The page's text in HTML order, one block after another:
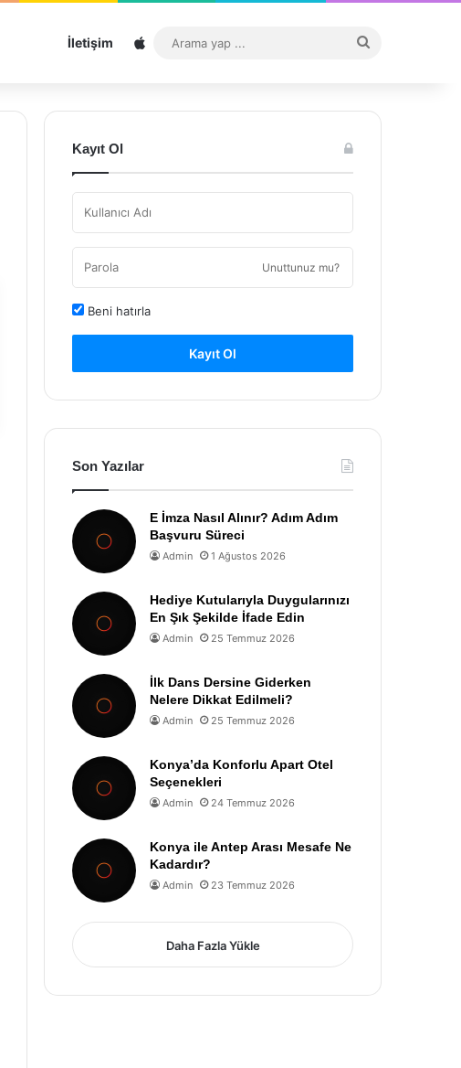
İletişim Sitemap
...
Kayıt Ol
Unuttunuz mu?
Beni hatırla
Kayıt Ol
Son Yazılar
E İmza Nasıl Alınır? Adım Adım
Başvuru Süreci
Admin 1 Ağustos 2026
Hediye Kutularıyla Duygularınızı
En Şık Şekilde İfade Edin
Admin 25 Temmuz 2026
İlk Dans Dersine Giderken
Nelere Dikkat Edilmeli?
Admin 25 Temmuz 2026
Konya’da Konforlu Apart Otel
Seçenekleri
Admin 24 Temmuz 2026
Konya ile Antep Arası Mesafe Ne
Kadardır?
Admin 23 Temmuz 2026
Daha Fazla Yükle